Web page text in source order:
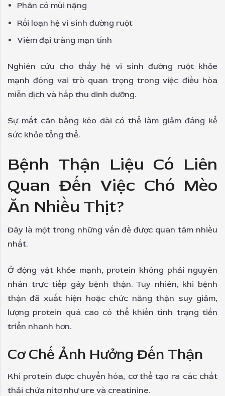
Phân có mùi nặng
Rối loạn hệ vi sinh đường ruột
Viêm đại tràng mạn tính
Nghiên cứu cho thấy hệ vi sinh đường ruột khỏe
mạnh đóng vai trò quan trọng trong việc điều hòa
miễn dịch và hấp thu dinh dưỡng.
Sự mất cân bằng kéo dài có thể làm giảm đáng kể
sức khỏe tổng thể.
Bệnh Thận Liệu Có Liên
Quan Đến Việc Chó Mèo
Ăn Nhiều Thịt?
Đây là một trong những vấn đề được quan tâm nhiều
nhất.
Ở động vật khỏe mạnh, protein không phải nguyên
nhân trực tiếp gây bệnh thận. Tuy nhiên, khi bệnh
thận đã xuất hiện hoặc chức năng thận suy giảm,
lượng protein quá cao có thể khiến tình trạng tiến
triển nhanh hơn.
Cơ Chế Ảnh Hưởng Đến Thận
Khi protein được chuyển hóa, cơ thể tạo ra các chất
thải chứa nitơ như ure và creatinine.